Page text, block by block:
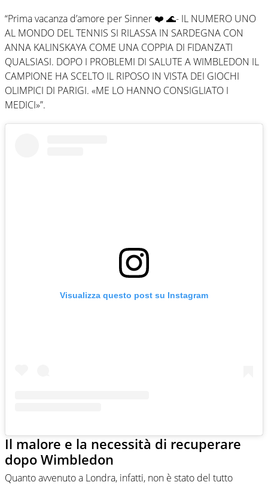
“Prima vacanza d’amore per Sinner ❤️ 🌊- IL NUMERO UNO
AL MONDO DEL TENNIS SI RILASSA IN SARDEGNA CON
ANNA KALINSKAYA COME UNA COPPIA DI FIDANZATI
QUALSIASI. DOPO I PROBLEMI DI SALUTE A WIMBLEDON IL
CAMPIONE HA SCELTO IL RIPOSO IN VISTA DEI GIOCHI
OLIMPICI DI PARIGI. «ME LO HANNO CONSIGLIATO I
MEDICI»”.
Visualizza questo post su Instagram
Il malore e la necessità di recuperare
dopo Wimbledon
Quanto avvenuto a Londra, infatti, non è stato del tutto